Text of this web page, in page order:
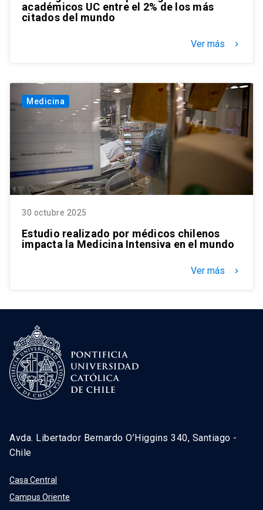
académicos UC entre el 2% de los más
citados del mundo
Ver más keyboard_arrow_right
Medicina
30 octubre 2025
Estudio realizado por médicos chilenos
impacta la Medicina Intensiva en el mundo
Ver más keyboard_arrow_right
Avda. Libertador Bernardo O’Higgins 340, Santiago -
Chile
Casa Central
Campus Oriente